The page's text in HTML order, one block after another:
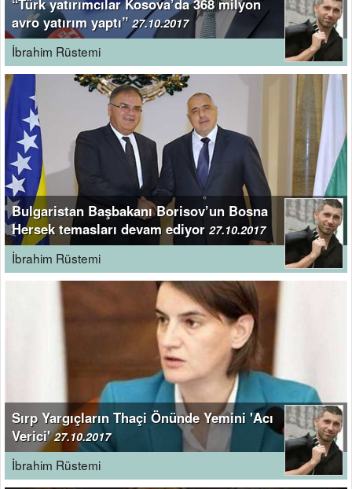
“Türk yatırımcılar Kosova’da 368 milyon
avro yatırım yaptı” 27.10.2017
İbrahim Rüstemi
Bulgaristan Başbakanı Borisov’un Bosna
Hersek temasları devam ediyor 27.10.2017
İbrahim Rüstemi
Sırp Yargıçların Thaçi Önünde Yemini 'Acı
Verici'27.10.2017
İbrahim Rüstemi